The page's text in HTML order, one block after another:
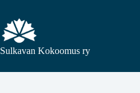
Sulkavan Kokoomus ry